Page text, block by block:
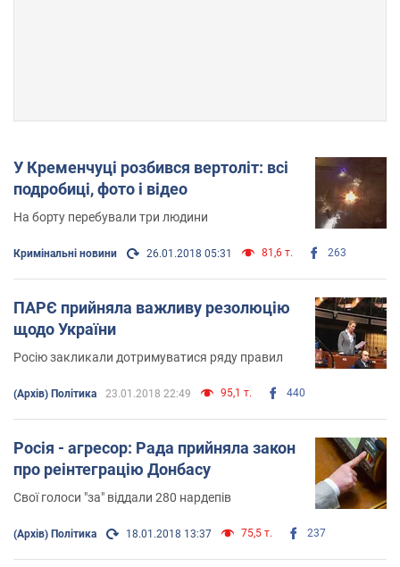
У Кременчуці розбився вертоліт: всі
подробиці, фото і відео
На борту перебували три людини
Кримінальні новини 26.01.2018 05:31 81,6 т. 263
ПАРЄ прийняла важливу резолюцію
щодо України
Росію закликали дотримуватися ряду правил
(Архів) Політика 23.01.2018 22:49 95,1 т. 440
Росія - агресор: Рада прийняла закон
про реінтеграцію Донбасу
Свої голоси "за" віддали 280 нардепів
(Архів) Політика 18.01.2018 13:37 75,5 т. 237